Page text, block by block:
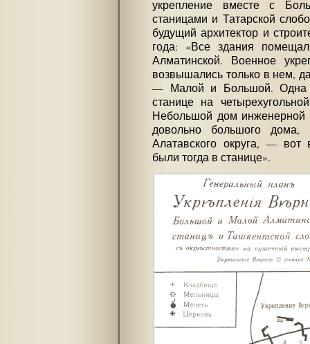
укрепление вместе с
станицами и Татарской
будущий архитектор и
года: «Все здания
Алматинской. Военное
возвышались только в нем,
— Малой и Большой. Одна
станице на
Небольшой дом инженерной
довольно большого дома,
Алатавского округа, — вот
были тогда в станице».